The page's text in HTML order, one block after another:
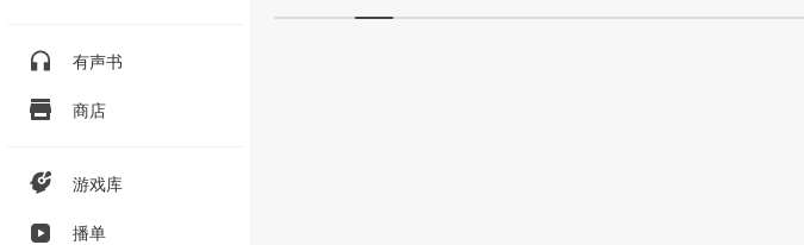
有声书
商店
游戏库
播单